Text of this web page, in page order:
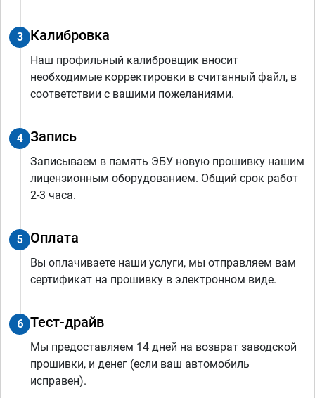
3 Калибровка
Наш профильный калибровщик вносит
необходимые корректировки в считанный файл, в
соответствии с вашими пожеланиями.
4 Запись
Записываем в память ЭБУ новую прошивку нашим
лицензионным оборудованием. Общий срок работ
2-3 часа.
5 Оплата
Вы оплачиваете наши услуги, мы отправляем вам
сертификат на прошивку в электронном виде.
6 Тест-драйв
Мы предоставляем 14 дней на возврат заводской
прошивки, и денег (если ваш автомобиль
исправен).